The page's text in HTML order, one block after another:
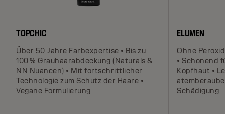
TOPCHIC
Über 50 Jahre Farbexpertise • Bis zu
100 % Grauhaarabdeckung (Naturals &
NN Nuancen) • Mit fortschrittlicher
Technologie zum Schutz der Haare •
Vegane Formulierung
ELUMEN
Ohne
• Schonend
Kopfhaut •
Schädigung